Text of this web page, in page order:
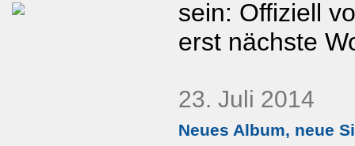
sein: Offiziell
erst nächste
23. Juli 2014
Neues Album, neue